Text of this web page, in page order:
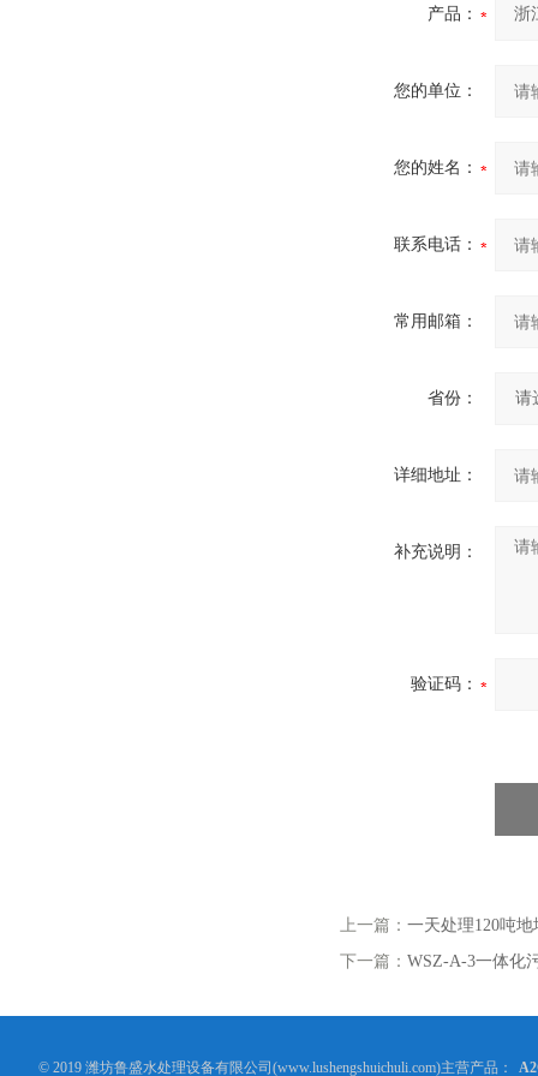
产品：
您的单位：
您的姓名：
联系电话：
常用邮箱：
省份：
详细地址：
补充说明：
验证码：
上一篇： 一天处理120吨
下一篇： WSZ-A-3一体化
© 2019 潍坊鲁盛水处理设备有限公司(www.lushengshuichuli.com)主营产品：